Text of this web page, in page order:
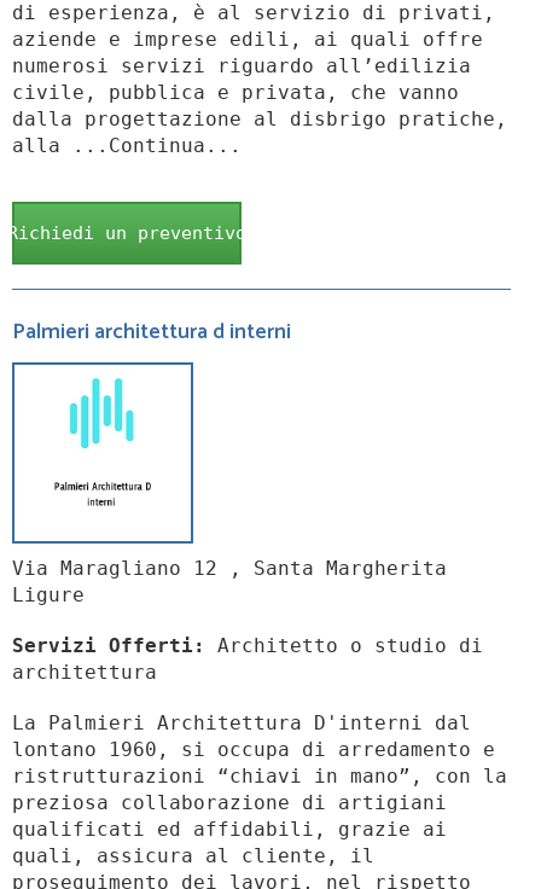
di esperienza, è al servizio di privati,
aziende e imprese edili, ai quali offre
numerosi servizi riguardo all’edilizia
civile, pubblica e privata, che vanno
dalla progettazione al disbrigo pratiche,
alla ...Continua...
Richiedi un preventivo
Palmieri architettura d interni
Via Maragliano 12 , Santa Margherita
Ligure
Servizi Offerti:
Architetto o studio di
architettura
La Palmieri Architettura D'interni dal
lontano 1960, si occupa di arredamento e
ristrutturazioni “chiavi in mano”, con la
preziosa collaborazione di artigiani
qualificati ed affidabili, grazie ai
quali, assicura al cliente, il
proseguimento dei lavori, nel rispetto